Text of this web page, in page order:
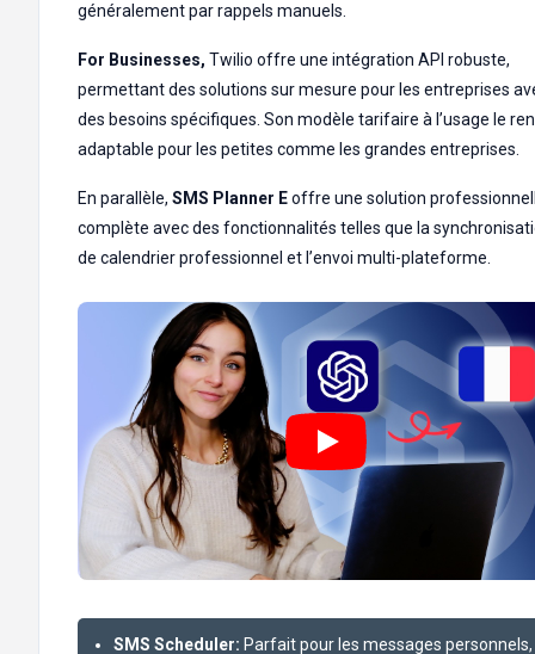
généralement par rappels manuels.
For Businesses, Twilio offre une intégration API robuste,
permettant des solutions sur mesure pour les entreprises
des besoins spécifiques. Son modèle tarifaire à l’usage le
adaptable pour les petites comme les grandes entreprises.
En parallèle, SMS Planner Eoffre une solution
complète avec des fonctionnalités telles que la
de calendrier professionnel et l’envoi multi-plateforme.
SMS Scheduler: Parfait pour les messages personnels,